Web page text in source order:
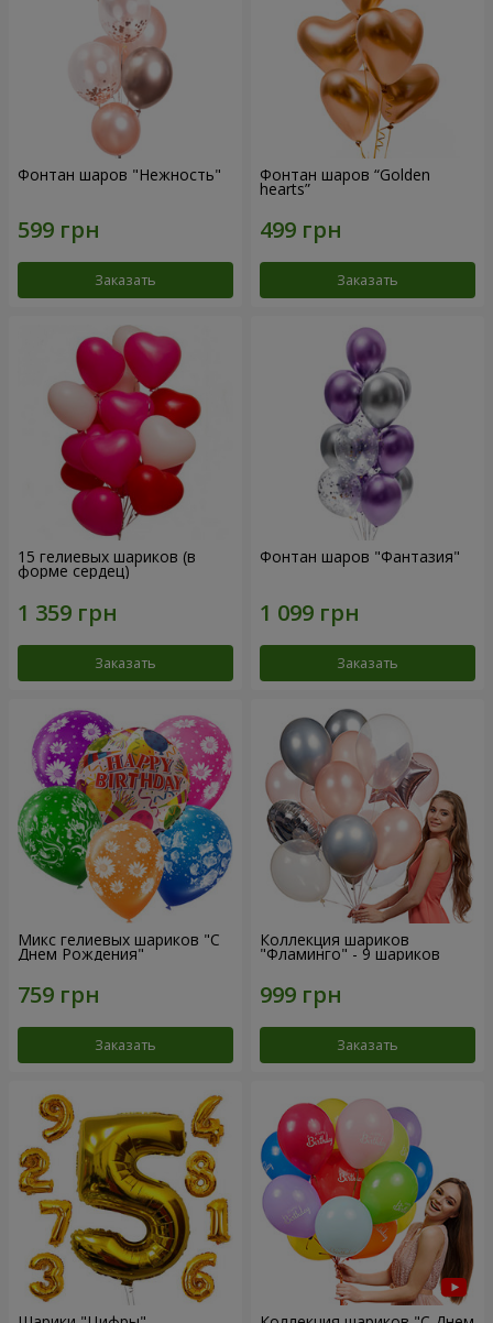
Фонтан шаров "Нежность"
Заказать
Фонтан шаров “Golden
hearts”
Заказать
15 гелиевых шариков (в
форме сердец)
Заказать
Фонтан шаров "Фантазия"
Заказать
Микс гелиевых шариков "C
Днем Рождения"
Заказать
Коллекция шариков
"Фламинго" - 9 шариков
Заказать